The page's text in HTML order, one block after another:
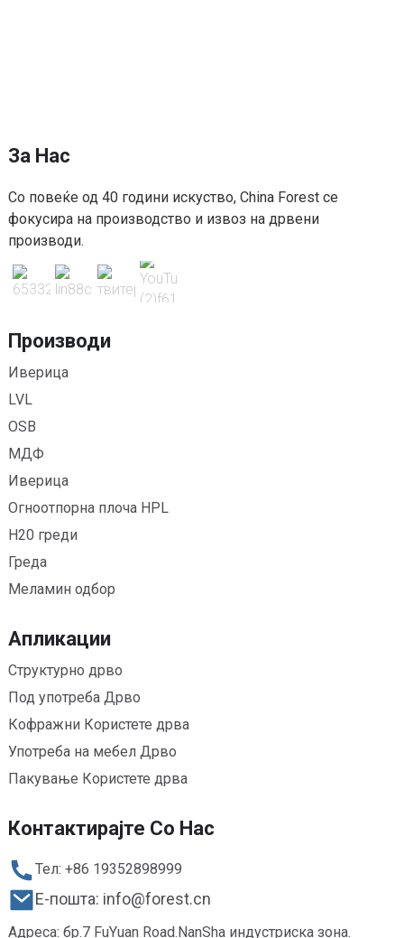
За Нас
Со повеќе од 40 години искуство, China Forest се
фокусира на производство и извоз на дрвени
производи.
Производи
Иверица
LVL
OSB
МДФ
Иверица
Огноотпорна плоча HPL
H20 греди
Греда
Меламин одбор
Апликации
Структурно дрво
Под употреба Дрво
Кофражни Користете дрва
Употреба на мебел Дрво
Пакување Користете дрва
Контактирајте Со Нас
Тел: +86 19352898999
Е-пошта: info@forest.cn
Адреса: бр.7 FuYuan Road.NanSha индустриска зона.